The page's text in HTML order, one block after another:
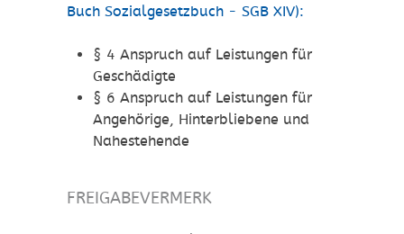
Buch Sozialgesetzbuch - SGB XIV):
§ 4 Anspruch auf Leistungen für
Geschädigte
§ 6 Anspruch auf Leistungen für
Angehörige, Hinterbliebene und
Nahestehende
FREIGABEVERMERK